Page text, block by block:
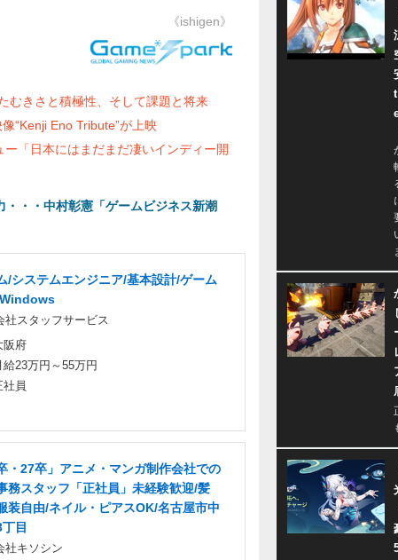
《ishigen》
むきさと積極性、そして課題と将来
“Kenji Eno Tribute”が上映
「日本にはまだまだ凄いインディー開
・・中村彰憲「ゲームビジネス新潮
/システムエンジニア/基本設計/ゲーム
社スタッフサービス
阪府
給23万円～55万円
社員
・27卒」アニメ・マンガ制作会社での
務スタッフ「正社員」未経験歓迎/髪
装自由/ネイル・ピアスOK/名古屋市中
目
社キソシン